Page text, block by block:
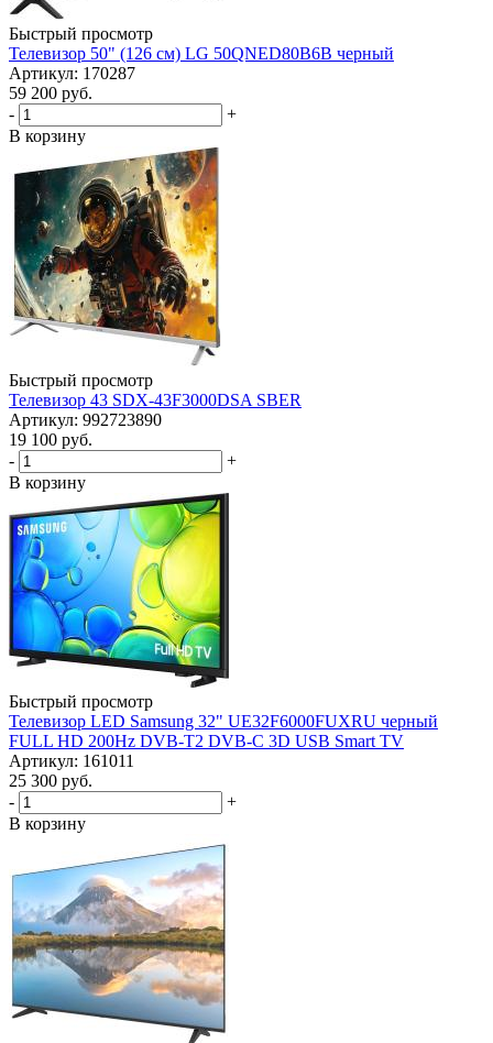
Быстрый просмотр
Телевизор 50" (126 см) LG 50QNED80B6B черный
Артикул: 170287
59 200 руб.
-
+
В корзину
Быстрый просмотр
Телевизор 43 SDX-43F3000DSA SBER
Артикул: 992723890
19 100 руб.
-
+
В корзину
Быстрый просмотр
Телевизор LED Samsung 32" UE32F6000FUXRU черный
FULL HD 200Hz DVB-T2 DVB-C 3D USB Smart TV
Артикул: 161011
25 300 руб.
-
+
В корзину